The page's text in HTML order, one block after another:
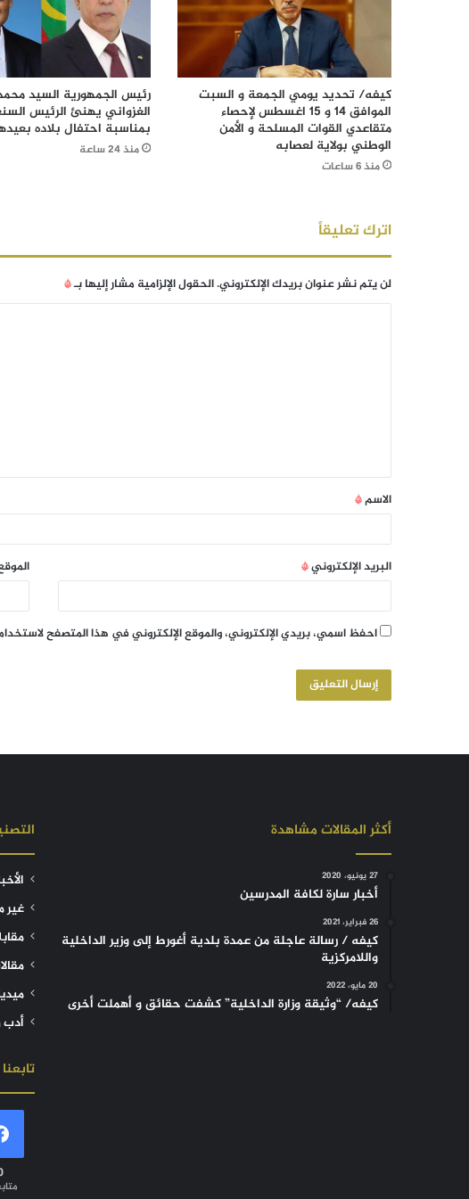
كيفه/ تحديد يومي الجمعة و السبت
الموافق 14 و 15 اغسطس لإحصاء
متقاعدي القوات المسلحة و الأمن
الوطني بولاية لعصابه
منذ 6 ساعات
رئيس الجمهورية السيد
الغزواني يهنئ الرئيس
بمناسبة احتفال بلاده
منذ 24 ساعة
اترك تعليقاً
لن يتم نشر عنوان بريدك الإلكتروني.الحقول الإلزامية مشار إليها بـ*
الاسم*
البريد الإلكتروني*
احفظ اسمي، بريدي الإلكتروني، والموقع الإلكتروني في هذا المتصفح
أكثر المقالات مشاهدة
27 يونيو، 2020
أخبار سارة لكافة المدرسين
26 فبراير، 2021
كيفه / رسالة عاجلة من عمدة بلدية أغورط إلى وزير الداخلية
واللامركزية
20 مايو، 2022
كيفه/ “وثيقة وزارة الداخلية” كشفت حقائق و أهملت أخرى
أدب
تابعنا